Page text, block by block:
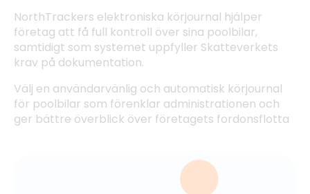
NorthTrackers elektroniska körjournal hjälper
företag att få full kontroll över sina poolbilar,
samtidigt som systemet uppfyller Skatteverkets
krav på dokumentation.
Välj en användarvänlig och automatisk körjournal
för poolbilar som förenklar administrationen och
ger bättre överblick över företagets fordonsflotta